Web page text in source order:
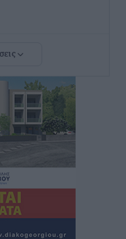
τις αλλάξουν άμεσα
στο κλειστό της